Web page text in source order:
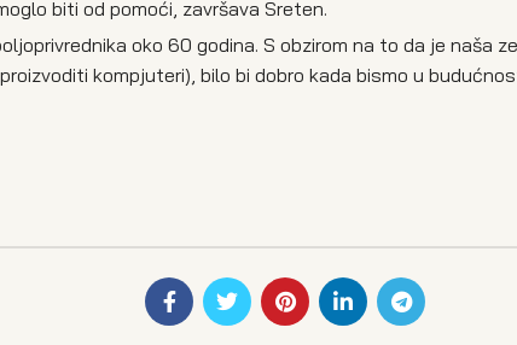
biti od pomoći, završava Sreten.
oko 60 godina. S obzirom na to da je naša
kompjuteri), bilo bi dobro kada bismo u